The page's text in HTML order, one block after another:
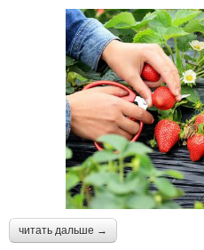
читать дальше →